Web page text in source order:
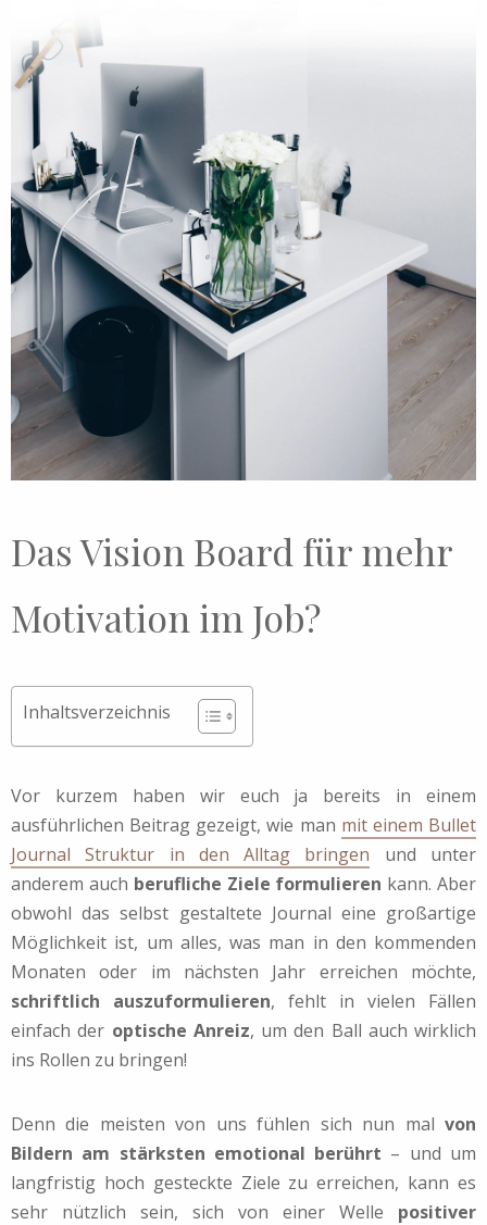
Das Vision Board für mehr
Motivation im Job?
Inhaltsverzeichnis
Vor kurzem haben wir euch ja bereits in einem
ausführlichen Beitrag gezeigt, wie man mit einem Bullet
Journal Struktur in den Alltag bringen und unter
anderem auch berufliche Ziele formulieren kann. Aber
obwohl das selbst gestaltete Journal eine großartige
Möglichkeit ist, um alles, was man in den kommenden
Monaten oder im nächsten Jahr erreichen möchte,
schriftlich auszuformulieren, fehlt in vielen Fällen
einfach der optische Anreiz, um den Ball auch wirklich
ins Rollen zu bringen!
Denn die meisten von uns fühlen sich nun mal von
Bildern am stärksten emotional berührt – und um
langfristig hoch gesteckte Ziele zu erreichen, kann es
sehr nützlich sein, sich von einer Welle positiver